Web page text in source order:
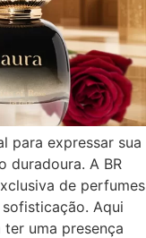
para expressar sua
duradoura. A BR
de perfumes
Aqui
uma presença